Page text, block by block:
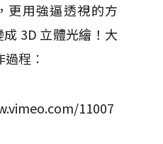
更用強逼透視的方
3D 立體光繪！大
程︰
11007